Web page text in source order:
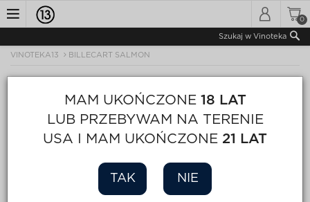
Toggle
0
Szukaj w Vinoteka
VINOTEKA13 BILLECART SALMON
MAM UKOŃCZONE 18 LAT
LUB PRZEBYWAM NA TERENIE
USA I MAM UKOŃCZONE 21 LAT
TAK NIE